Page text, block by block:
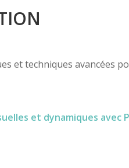
et techniques avancées
et dynamiques avec